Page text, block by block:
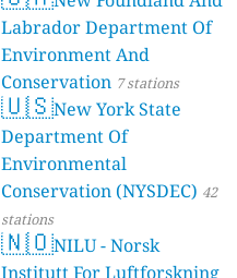
Labrador Department Of
Environment And
Conservation 7 stations
🇺🇸New York State
Department Of
Environmental
Conservation (NYSDEC) 42
stations
🇳🇴NILU - Norsk
Institutt For Luftforskning